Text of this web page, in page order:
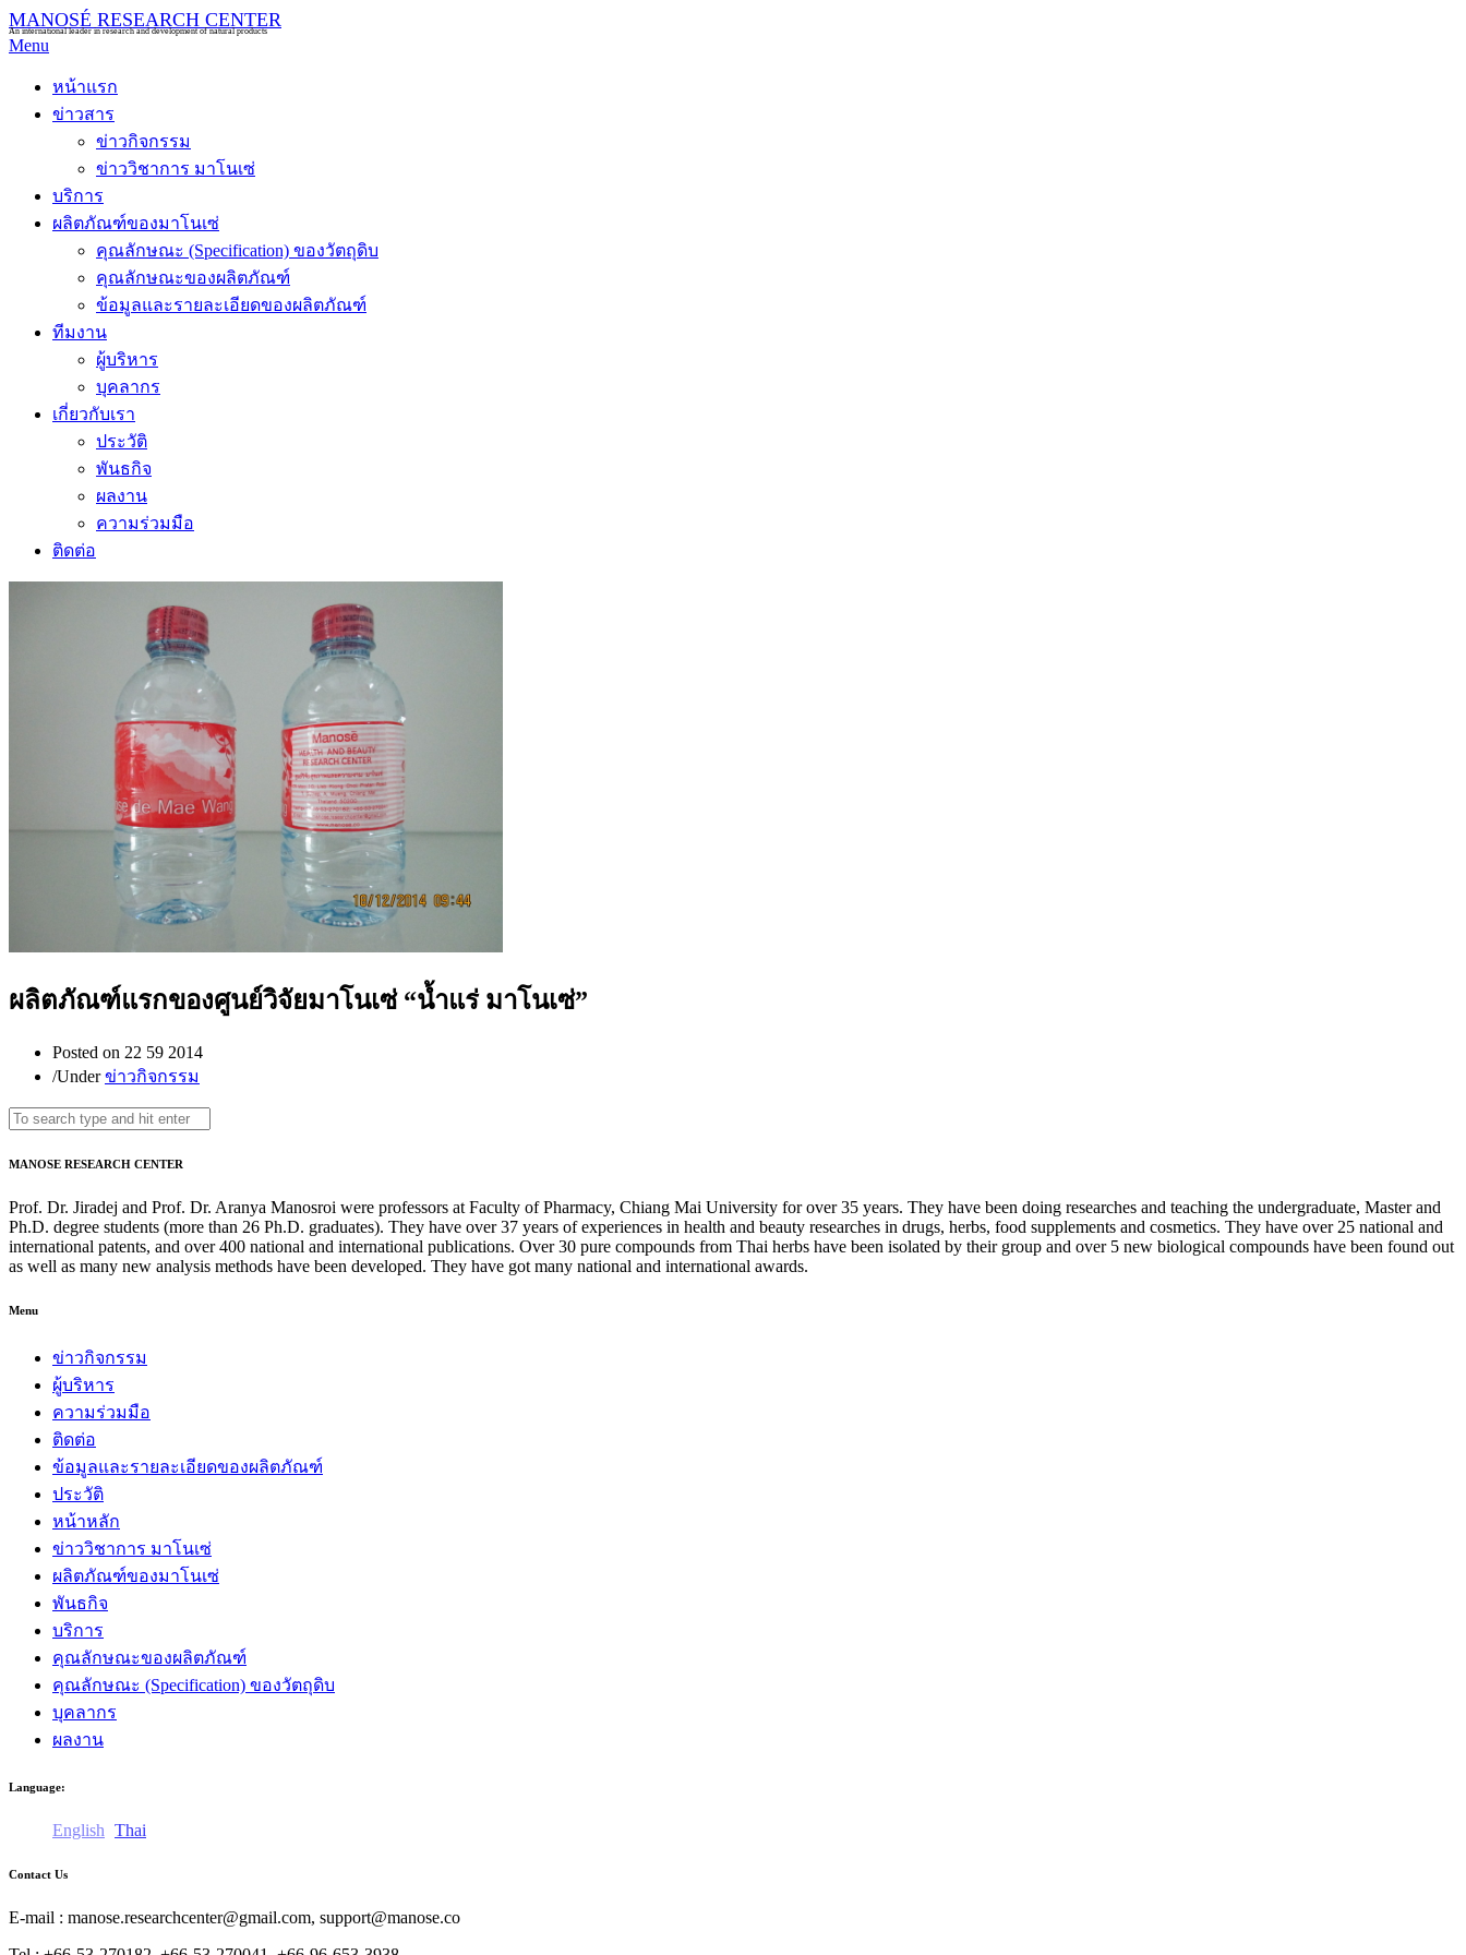
MANOSÉ RESEARCH CENTER
An international leader in research and development of natural products
Menu
หน้าแรก
ข่าวสาร
ข่าวกิจกรรม
ข่าววิชาการ มาโนเซ่
บริการ
ผลิตภัณฑ์ของมาโนเซ่
คุณลักษณะ (Specification) ของวัตถุดิบ
คุณลักษณะของผลิตภัณฑ์
ข้อมูลและรายละเอียดของผลิตภัณฑ์
ทีมงาน
ผู้บริหาร
บุคลากร
เกี่ยวกับเรา
ประวัติ
พันธกิจ
ผลงาน
ความร่วมมือ
ติดต่อ
ผลิตภัณฑ์แรกของศูนย์วิจัยมาโนเซ่ “น้ำแร่ มาโนเซ่”
Posted on 22 59 2014
/Underข่าวกิจกรรม
MANOSE RESEARCH CENTER
Prof. Dr. Jiradej and Prof. Dr. Aranya Manosroi were professors at Faculty of Pharmacy, Chiang Mai University for over 35 years. They have been doing researches and teaching the undergraduate, Master and
Ph.D. degree students (more than 26 Ph.D. graduates). They have over 37 years of experiences in health and beauty researches in drugs, herbs, food supplements and cosmetics. They have over 25 national and
international patents, and over 400 national and international publications. Over 30 pure compounds from Thai herbs have been isolated by their group and over 5 new biological compounds have been found out
as well as many new analysis methods have been developed. They have got many national and international awards.
Menu
ข่าวกิจกรรม
ผู้บริหาร
ความร่วมมือ
ติดต่อ
ข้อมูลและรายละเอียดของผลิตภัณฑ์
ประวัติ
หน้าหลัก
ข่าววิชาการ มาโนเซ่
ผลิตภัณฑ์ของมาโนเซ่
พันธกิจ
บริการ
คุณลักษณะของผลิตภัณฑ์
คุณลักษณะ (Specification) ของวัตถุดิบ
บุคลากร
ผลงาน
Language:
English Thai
Contact Us
E-mail : manose.researchcenter@gmail.com, support@manose.co